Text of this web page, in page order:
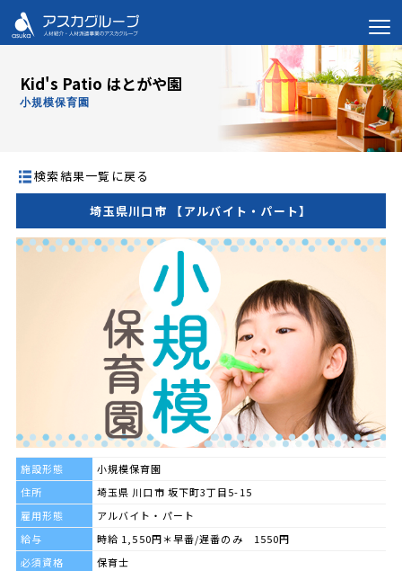
Kid's Patio はとがや園
小規模保育園
検索結果一覧に戻る
埼玉県川口市 【アルバイト・パート】
施設形態
小規模保育園
住所
埼玉県 川口市 坂下町3丁目5-15
雇用形態
アルバイト・パート
給与
時給 1,550円＊早番/遅番のみ 1550円
必須資格
保育士